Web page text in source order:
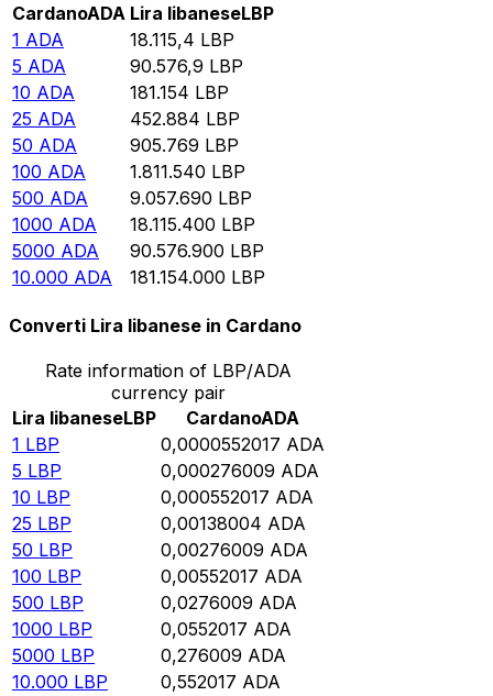
CardanoADA Lira libaneseLBP
1 ADA 18.115,4 LBP
5 ADA 90.576,9 LBP
10 ADA 181.154 LBP
25 ADA 452.884 LBP
50 ADA 905.769 LBP
100 ADA 1.811.540 LBP
500 ADA 9.057.690 LBP
1000 ADA 18.115.400 LBP
5000 ADA 90.576.900 LBP
10.000 ADA 181.154.000 LBP
Converti Lira libanese in Cardano
Rate information of LBP/ADA
currency pair
Lira libaneseLBP CardanoADA
1 LBP 0,0000552017 ADA
5 LBP 0,000276009 ADA
10 LBP 0,000552017 ADA
25 LBP 0,00138004 ADA
50 LBP 0,00276009 ADA
100 LBP 0,00552017 ADA
500 LBP 0,0276009 ADA
1000 LBP 0,0552017 ADA
5000 LBP 0,276009 ADA
10.000 LBP 0,552017 ADA